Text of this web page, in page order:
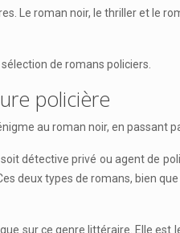
Le roman noir, le thriller et le
de romans policiers.
policière
au roman noir, en passant
détective privé ou agent de
deux types de romans, bien
sur ce genre littéraire. Elle